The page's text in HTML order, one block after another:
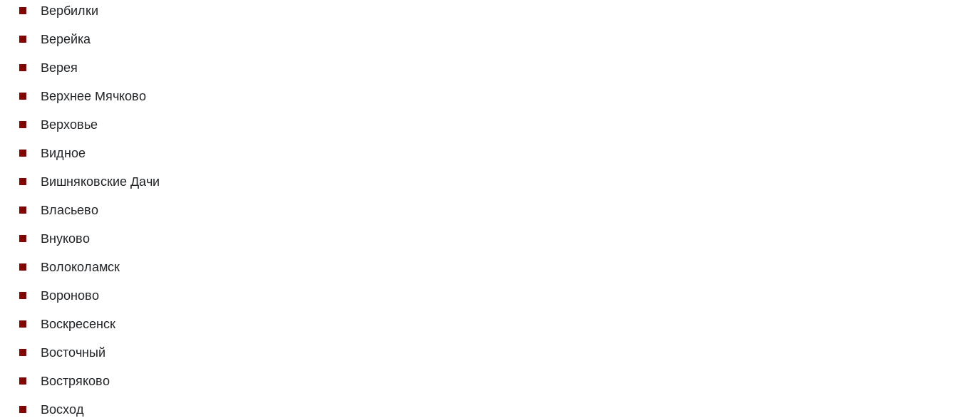
Вербилки
Верейка
Верея
Верхнее Мячково
Верховье
Видное
Вишняковские Дачи
Власьево
Внуково
Волоколамск
Вороново
Воскресенск
Восточный
Востряково
Восход